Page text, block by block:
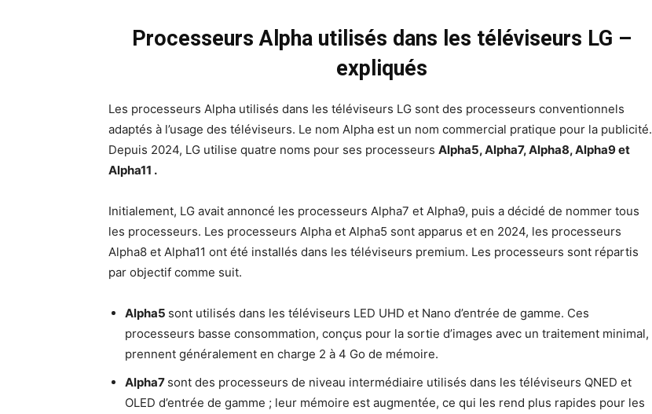
Processeurs Alpha utilisés dans les téléviseurs LG –
expliqués
Les processeurs Alpha utilisés dans les téléviseurs LG sont des processeurs conventionnels
adaptés à l’usage des téléviseurs. Le nom Alpha est un nom commercial pratique pour la publicité.
Depuis 2024, LG utilise quatre noms pour ses processeurs Alpha5, Alpha7, Alpha8, Alpha9 et
Alpha11 .
Initialement, LG avait annoncé les processeurs Alpha7 et Alpha9, puis a décidé de nommer tous
les processeurs. Les processeurs Alpha et Alpha5 sont apparus et en 2024, les processeurs
Alpha8 et Alpha11 ont été installés dans les téléviseurs premium. Les processeurs sont répartis
par objectif comme suit.
Alpha5 sont utilisés dans les téléviseurs LED UHD et Nano d’entrée de gamme. Ces
processeurs basse consommation, conçus pour la sortie d’images avec un traitement minimal,
prennent généralement en charge 2 à 4 Go de mémoire.
Alpha7 sont des processeurs de niveau intermédiaire utilisés dans les téléviseurs QNED et
OLED d’entrée de gamme ; leur mémoire est augmentée, ce qui les rend plus rapides pour les